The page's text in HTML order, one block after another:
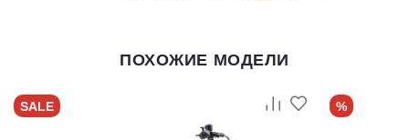
ПОХОЖИЕ МОДЕЛИ
SALE %